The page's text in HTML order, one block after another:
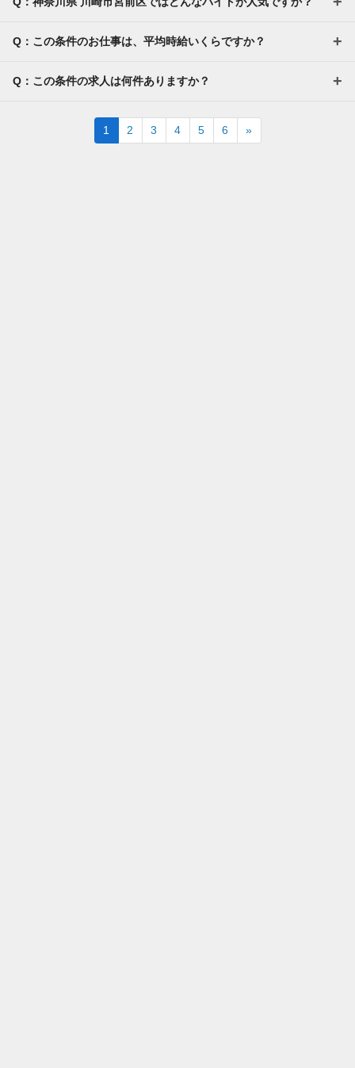
Q：この条件のお仕事は、平均時給いくらですか？
Q：この条件の求人は何件ありますか？
1 2 3 4 5 6 »Next